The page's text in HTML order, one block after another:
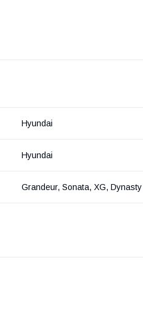
Hyundai
Hyundai
Grandeur, Sonata, XG, Dynasty